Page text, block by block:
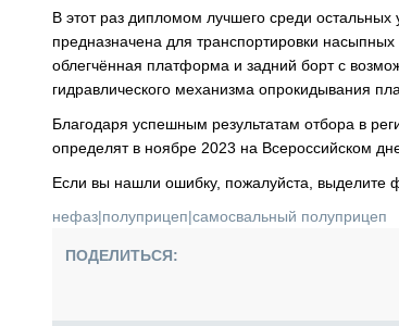
В этот раз дипломом лучшего среди
предназначена для транспортировки
облегчённая платформа и задний борт с
гидравлического механизма опрокидывания
Благодаря успешным результатам отбора в
определят в ноябре 2023 на Всероссийском дне
Если вы нашли ошибку, пожалуйста, выделите
нефаз|полуприцеп|самосвальный полуприцеп
ПОДЕЛИТЬСЯ: